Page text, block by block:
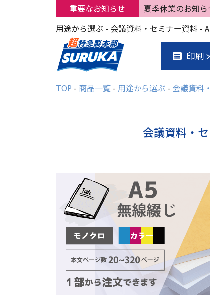
重要なお知らせ
夏季休業のお知ら
印刷
TOP 商品一覧 用途から選ぶ 会議資料
会議資料・